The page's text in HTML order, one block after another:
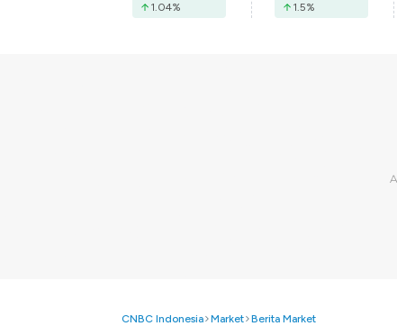
1.04% 1.5%
CNBC Indonesia Market Berita Market